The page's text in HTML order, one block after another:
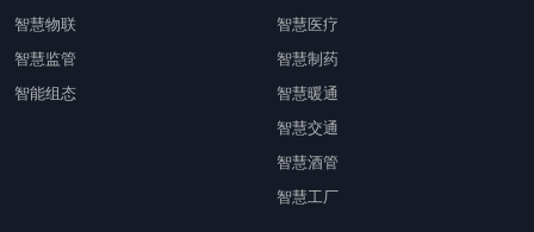
智慧物联
智慧监管
智能组态
智慧医疗
智慧制药
智慧暖通
智慧交通
智慧酒管
智慧工厂